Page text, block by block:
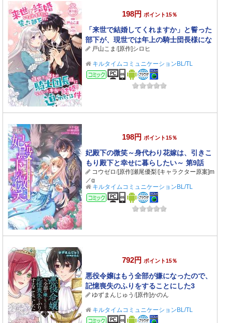
198円 ポイント15％
「来世で結婚してくれますか」と誓った
部下が、現世では年上の騎士団長様にな
っていて、本当に結婚を迫られている件
第11話
戸山こま /[原作]シロヒ
キルタイムコミュニケーションBL/TL
コミック
198円 ポイント15％
妃殿下の微笑～身代わり花嫁は、引きこ
もり殿下と幸せに暮らしたい～ 第9話
コウゼロ/[原作]瀬尾優梨/[キャラクター原案]m
／g
キルタイムコミュニケーションBL/TL
コミック
792円 ポイント15％
悪役令嬢はもう全部が嫌になったので、
記憶喪失のふりをすることにした3
ゆずまんじゅう /[原作]かのん
キルタイムコミュニケーションBL/TL
コミック